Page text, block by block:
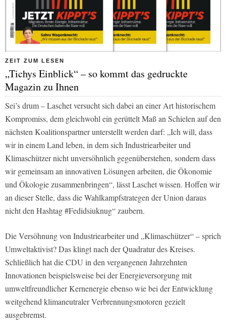
ZEIT ZUM LESEN
„Tichys Einblick“ – so kommt das gedruckte
Magazin zu Ihnen
Sei’s drum – Laschet versucht sich dabei an einer Art historischem
Kompromiss, dem gleichwohl ein gerüttelt Maß an Schielen auf den
nächsten Koalitionspartner unterstellt werden darf: „Ich will, dass
wir in einem Land leben, in dem sich Industriearbeiter und
Klimaschützer nicht unversöhnlich gegenüberstehen, sondern dass
wir gemeinsam an innovativen Lösungen arbeiten, die Ökonomie
und Ökologie zusammenbringen“, lässt Laschet wissen. Hoffen wir
an dieser Stelle, dass die Wahlkampfstrategen der Union daraus
nicht den Hashtag #Fedidsiuknug“ zaubern.
Die Versöhnung von Industriearbeiter und „Klimaschützer“ – sprich
Umweltaktivist? Das klingt nach der Quadratur des Kreises.
Schließlich hat die CDU in den vergangenen Jahrzehnten
Innovationen beispielsweise bei der Energieversorgung mit
umweltfreundlicher Kernenergie ebenso wie bei der Entwicklung
weitgehend klimaneutraler Verbrennungsmotoren gezielt
ausgebremst.